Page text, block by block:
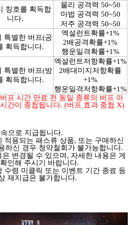
칭호를 획득합
니다.
물리 공격력 50~50
마법 공격력 50~50
저주 공격력 50~50
특별한 버프(공
획득합니다.
엑설런트확률+1%
2배공격확률+1%
행운일격확률+1%
특별한 버프(방
획득합니다.
엑설런트저항확률+1%
2배대미지저항확률
+1%
행운일격저항확률+1%
프 시간 만료 전 동일 종류의 버프 아
간이 중첩됩니다. (버프 효과 중첩 X)
으로 지급됩니다.
적용되는 패스류 상품, 또는 구매하신
하신 경우 청약철회가 불가능합니다.
변경될 수 있으며, 자세한 내용은 게
인해 주시기 바랍니다.
수령 미클릭 또는 이벤트 기간 종료 등
재지급은 불가합니다.